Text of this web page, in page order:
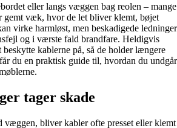
eller langs væggen bag reolen – mange
gemt væk, hvor de let bliver klemt, bøjet
virke harmløst, men beskadigede ledninger
og i værste fald brandfare. Heldigvis
beskytte kablerne på, så de holder længere
du en praktisk guide til, hvordan du undgår
tager skade
væggen, bliver kabler ofte presset eller klemt